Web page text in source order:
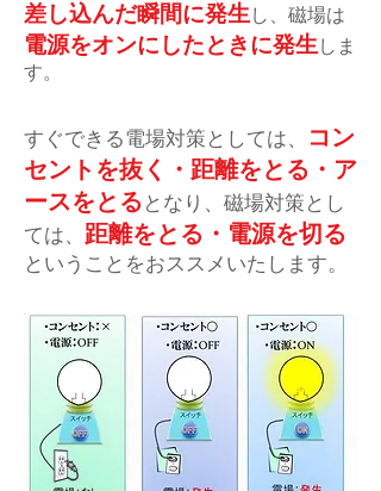
差し込んだ瞬間に発生 し、磁場は
電源をオンにしたときに発生 しま
す。
すぐできる電場対策としては、
コン
セントを抜く・距離をとる・ア
ースをとる となり、磁場対策とし
ては、 距離をとる・電源を切る
ということをおススメいたします。